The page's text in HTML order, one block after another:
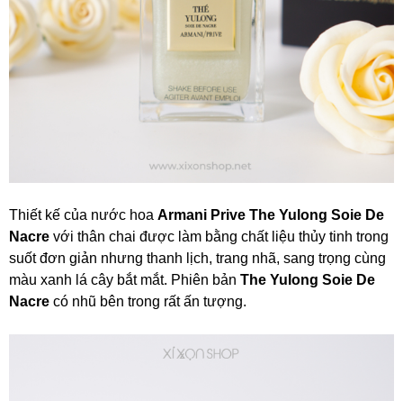
Thiết kế của nước hoa Armani Prive The Yulong Soie De
Nacre với thân chai được làm bằng chất liệu thủy tinh trong
suốt đơn giản nhưng thanh lịch, trang nhã, sang trọng cùng
màu xanh lá cây bắt mắt. Phiên bản The Yulong Soie De
Nacre có nhũ bên trong rất ấn tượng.